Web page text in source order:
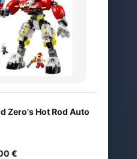
Zero's Hot Rod Auto
€